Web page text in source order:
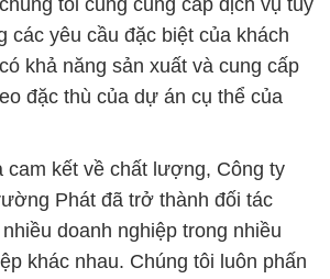
cam kết về chất lượng, Công ty
Phát đã trở thành đối tác
doanh nghiệp trong nhiều
khác nhau. Chúng tôi luôn phấn
giải pháp hóa chất tốt nhất
trong việc đạt được sự thành
của họ.
phối _ kinh doanh hóa chất